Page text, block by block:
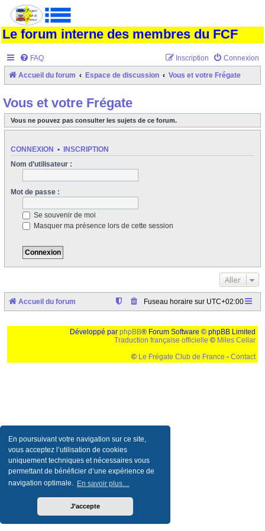
En poursuivant votre navigation sur ce site,
vous acceptez l’utilisation de cookies
uniquement techniques et nécessaires vous
permettant de bénéficier d’une expérience de
navigation optimale. En savoir plus…
J’accepte
Le forum interne des membres du FCF
FAQ Connexion
Inscription
Accueil du forum Espace de discussion Vous et votre Frégate
Vous et votre Frégate
Vous ne pouvez pas consulter les sujets de ce forum.
CONNEXION • INSCRIPTION
Nom d’utilisateur :
Mot de passe :
Se souvenir de moi
Masquer ma présence lors de cette session
Aller
Accueil du forum Fuseau horaire sur UTC+02:00
Développé par phpBB® Forum Software © phpBB Limited
Traduction française officielle © Miles Cellar
© Le Frégate Club de France - Contact